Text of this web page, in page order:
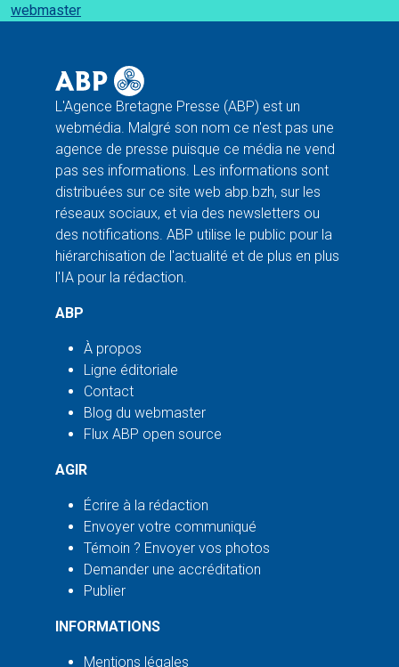
webmaster
L'Agence Bretagne Presse (ABP) est un
webmédia. Malgré son nom ce n'est pas une
agence de presse puisque ce média ne vend
pas ses informations. Les informations sont
distribuées sur ce site web abp.bzh, sur les
réseaux sociaux, et via des newsletters ou
des notifications. ABP utilise le public pour la
hiérarchisation de l'actualité et de plus en plus
l'IA pour la rédaction.
ABP
À propos
Ligne éditoriale
Contact
Blog du webmaster
Flux ABP open source
AGIR
Écrire à la rédaction
Envoyer votre communiqué
Témoin ? Envoyer vos photos
Demander une accréditation
Publier
INFORMATIONS
Mentions légales